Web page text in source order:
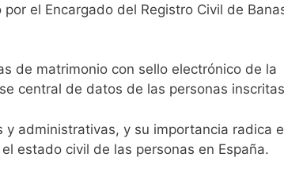
el Encargado del Registro Civil de
de matrimonio con sello electrónico de
central de datos de las personas
administrativas, y su importancia radica
estado civil de las personas en España.